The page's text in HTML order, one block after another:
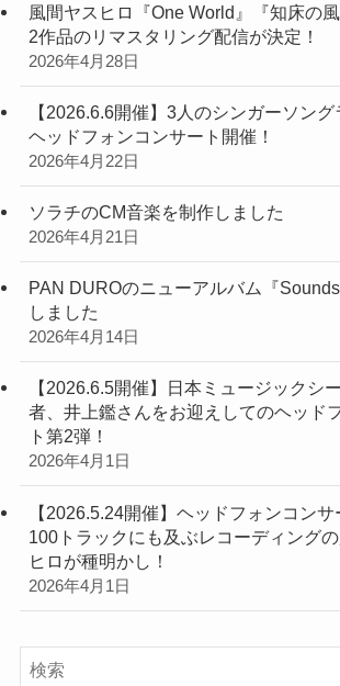
風間ヤスヒロ『One World』『知床の風
2作品のリマスタリング配信が決定！
2026年4月28日
【2026.6.6開催】3人のシンガーソン
ヘッドフォンコンサート開催！
2026年4月22日
ソラチのCM音楽を制作しました
2026年4月21日
PAN DUROのニューアルバム『
しました
2026年4月14日
【2026.6.5開催】日本ミュージックシ
者、井上鑑さんをお迎えしてのヘッド
ト第2弾！
2026年4月1日
【2026.5.24開催】ヘッドフォンコン
100トラックにも及ぶレコーディング
ヒロが種明かし！
2026年4月1日